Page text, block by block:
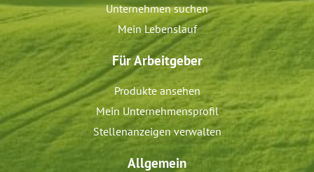
Unternehmen suchen
Mein Lebenslauf
Für Arbeitgeber
Produkte ansehen
Mein Unternehmensprofil
Stellenanzeigen verwalten
Allgemein